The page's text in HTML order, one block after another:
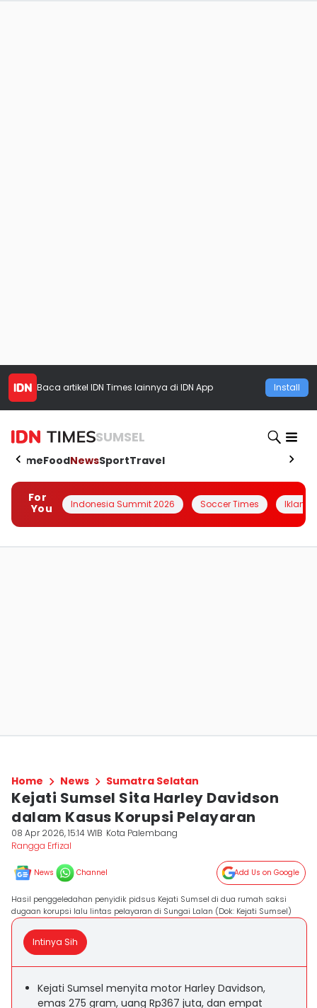
Baca artikel IDN Times lainnya di IDN App Install
SUMSEL
HomeFoodNewsSportTravel
For
You
Indonesia Summit 2026 Soccer Times Iklanin
Home News Sumatra Selatan
Kejati Sumsel Sita Harley Davidson
dalam Kasus Korupsi Pelayaran
08 Apr 2026, 15:14 WIB Kota Palembang
Rangga Erfizal
News Channel Add Us on Google
Hasil penggeledahan penyidik pidsus Kejati Sumsel di dua rumah saksi
dugaan korupsi lalu lintas pelayaran di Sungai Lalan (Dok: Kejati Sumsel)
Intinya Sih
Kejati Sumsel menyita motor Harley Davidson,
emas 275 gram, uang Rp367 juta, dan empat